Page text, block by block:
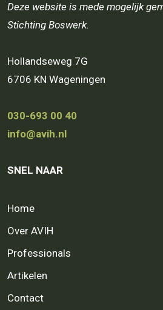
Deze website is mede mogelijk
Stichting Boswerk.
Hollandseweg 7G
6706 KN Wageningen
030-693 00 40
info@avih.nl
SNEL NAAR
Home
Over AVIH
Professionals
Artikelen
Contact